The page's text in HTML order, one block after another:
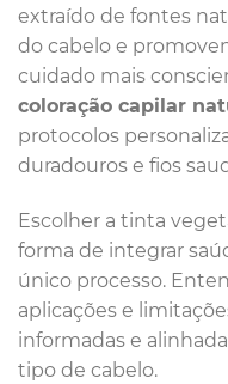
extraído de fontes
do cabelo e
cuidado mais
coloração capilar
protocolos
duradouros e fios
Escolher a tinta
forma de integrar
único processo.
aplicações e
informadas e
tipo de cabelo.